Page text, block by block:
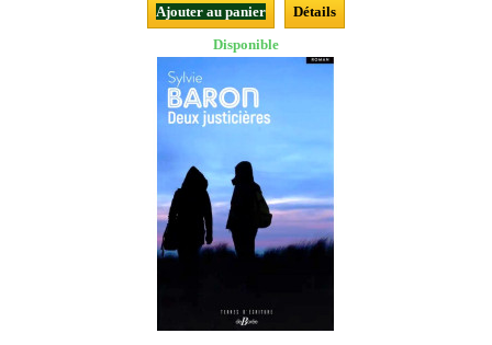
Ajouter au panier
Détails
Disponible